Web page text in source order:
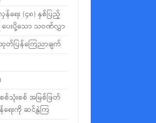
း (၄၈) နှစ်ပြည့်
ေးပို့သော သဝဏ်လွှာ
တ်ပြန်ကြေညာချက်
စ်သုံးစစ် အမြစ်ဖြတ်
ရေးကို ဆင်နွှဲကြ